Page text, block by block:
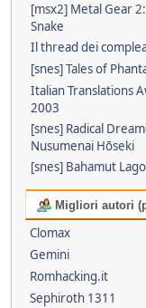
[msx2] Metal Gear
Snake
Il thread dei
[snes] Tales of
Italian Translations
2003
[snes] Radical
Nusumenai Hōseki
[snes] Bahamut
Migliori autori
Clomax
Gemini
Romhacking.it
Sephiroth 1311